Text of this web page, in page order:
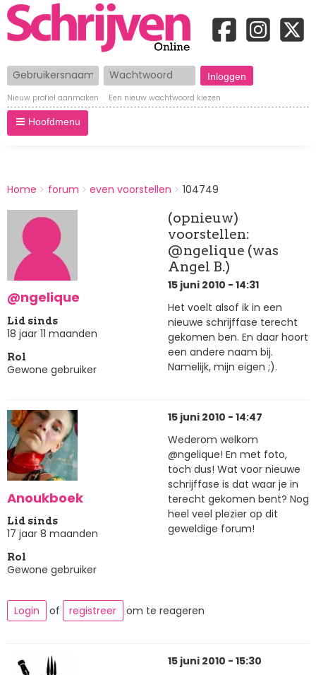
Gebruikersnaam Wachtwoord
Nieuw profiel aanmaken Een nieuw wachtwoord kiezen
Hoofdmenu
BREADCRUMBS
You
here:
Home forum even voorstellen 104749
@ngelique
Lid sinds
18 jaar 11 maanden
Rol
Gewone gebruiker
(opnieuw)
voorstellen:
@ngelique (was
Angel B.)
15 juni 2010 - 14:31
Het voelt alsof ik in een
nieuwe schrijffase terecht
gekomen ben. En daar hoort
een andere naam bij.
Namelijk, mijn eigen ;).
Anoukboek
Lid sinds
17 jaar 8 maanden
Rol
Gewone gebruiker
15 juni 2010 - 14:47
Wederom welkom
@ngelique! En met foto,
toch dus! Wat voor nieuwe
schrijffase is dat waar je in
terecht gekomen bent? Nog
heel veel plezier op dit
geweldige forum!
Login of registreer om te reageren
15 juni 2010 - 15:30